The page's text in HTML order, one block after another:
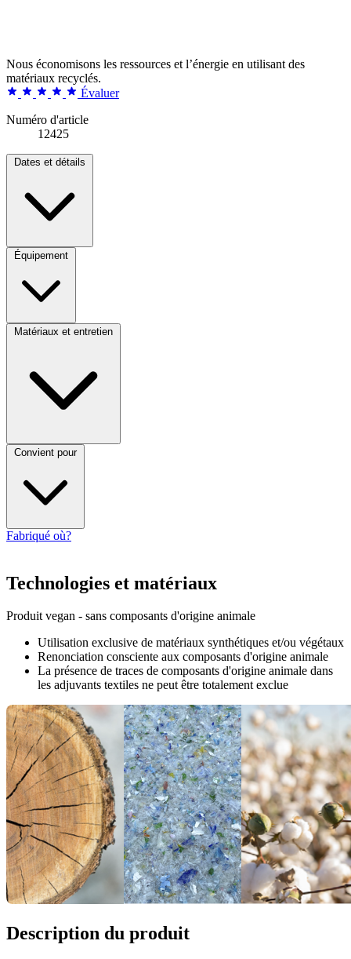
Nous économisons les ressources et l’énergie en utilisant des
matériaux recyclés.
Évaluer
Numéro d'article
12425
Dates et détails
Équipement
Matériaux et entretien
Convient pour
Fabriqué où?
Technologies et matériaux
Produit vegan - sans composants d'origine animale
Utilisation exclusive de matériaux synthétiques et/ou végétaux
Renonciation consciente aux composants d'origine animale
La présence de traces de composants d'origine animale dans
les adjuvants textiles ne peut être totalement exclue
Description du produit